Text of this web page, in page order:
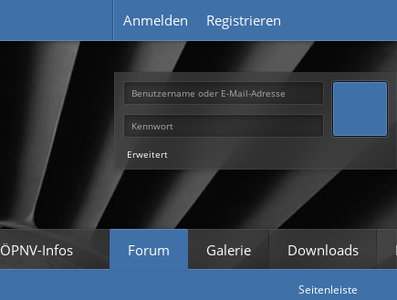
Anmelden Registrieren
Erweitert
ÖPNV-Infos Forum Galerie Downloads
Seitenleiste